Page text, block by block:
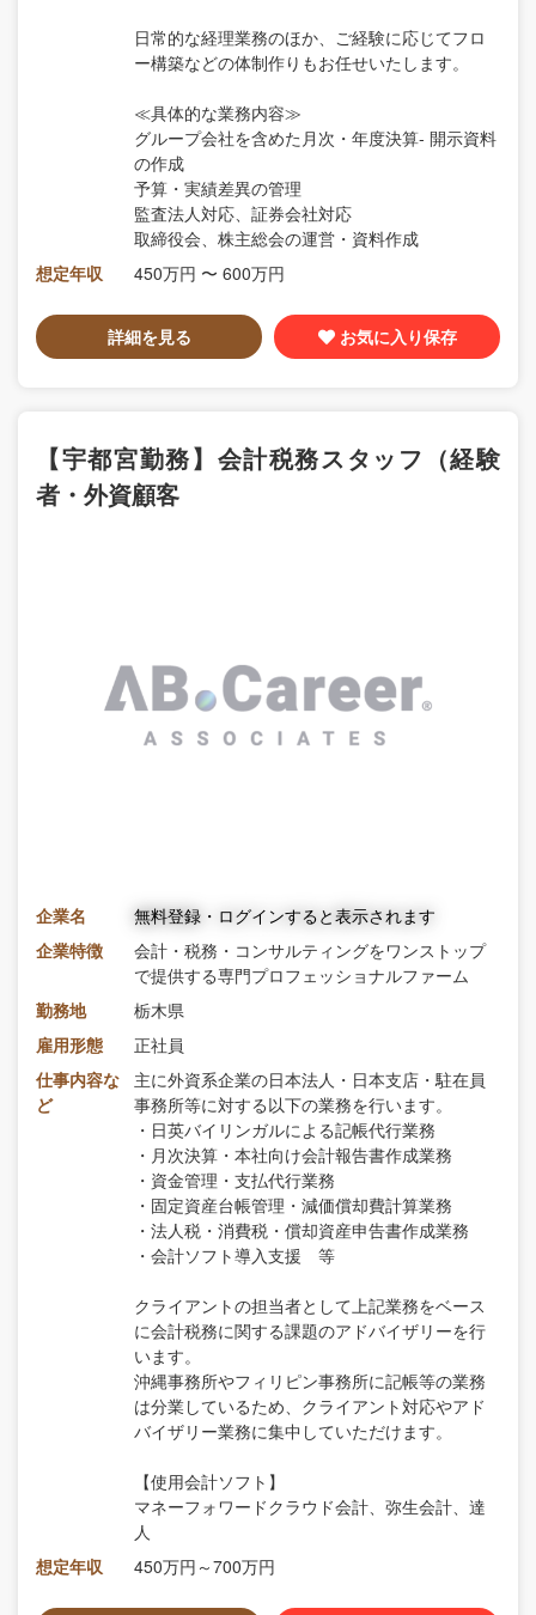
日常的な経理業務のほか、ご経験に応じてフロ
ー構築などの体制作りもお任せいたします。
≪具体的な業務内容≫
グループ会社を含めた月次・年度決算‐ 開示資料
の作成
予算・実績差異の管理
監査法人対応、証券会社対応
取締役会、株主総会の運営・資料作成
想定年収
450万円 〜 600万円
詳細を見る お気に入り保存
【宇都宮勤務】会計税務スタッフ（経験
者・外資顧客
企業名
無料登録・ログインすると表示されます
企業特徴
会計・税務・コンサルティングをワンストップ
で提供する専門プロフェッショナルファーム
勤務地
栃木県
雇用形態
正社員
仕事内容な
ど
主に外資系企業の日本法人・日本支店・駐在員
事務所等に対する以下の業務を行います。
・日英バイリンガルによる記帳代行業務
・月次決算・本社向け会計報告書作成業務
・資金管理・支払代行業務
・固定資産台帳管理・減価償却費計算業務
・法人税・消費税・償却資産申告書作成業務
・会計ソフト導入支援 等
クライアントの担当者として上記業務をベース
に会計税務に関する課題のアドバイザリーを行
います。
沖縄事務所やフィリピン事務所に記帳等の業務
は分業しているため、クライアント対応やアド
バイザリー業務に集中していただけます。
【使用会計ソフト】
マネーフォワードクラウド会計、弥生会計、達
人
想定年収
450万円～700万円